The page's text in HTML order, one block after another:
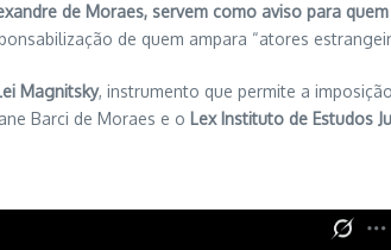
de Moraes, servem como aviso para
de quem ampara “atores
Magnitsky, instrumento que permite a
Barci de Moraes e o Lex Instituto de Estudos